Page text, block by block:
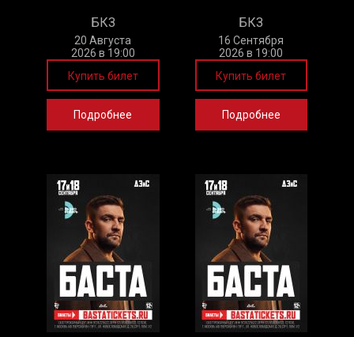
БКЗ
20 Августа
2026 в 19:00
Купить билет
Подробнее
БКЗ
16 Сентября
2026 в 19:00
Купить билет
Подробнее